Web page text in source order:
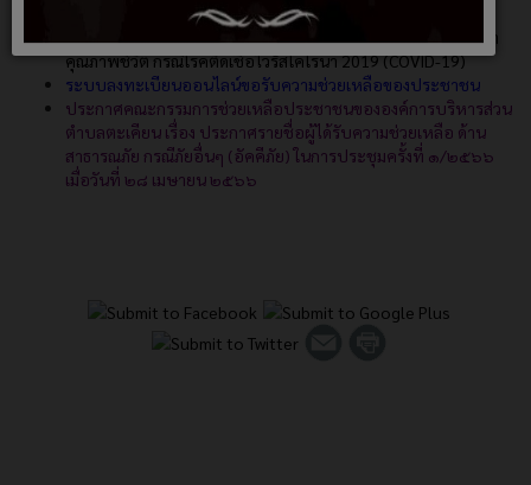
แบบลงทะเบียนขอรับความช่วยเหลือของประชาชนตามอำนาจ
หน้าที่ขององค์กรปกครองส่วนท้องถิ่น ด้านการส่งเสริมและพัฒนา
คุณภาพชีวิต กรณีโรคติดเชื้อไวรัสโคโรนา 2019 (COVID-19)
ระบบลงทะเบียนออนไลน์ขอรับความช่วยเหลือของประชาชน
ประกาศคณะกรรมการช่วยเหลือประชาชนขององค์การบริหารส่วน
ตำบลตะเคียน เรื่อง ประกาศรายชื่อผู้ได้รับความช่วยเหลือ ด้าน
สาธารณภัย กรณีภัยอื่นๆ (อัคคีภัย) ในการประชุมครั้งที่ ๑/๒๕๖๖
เมื่อวันที่ ๒๘ เมษายน ๒๕๖๖